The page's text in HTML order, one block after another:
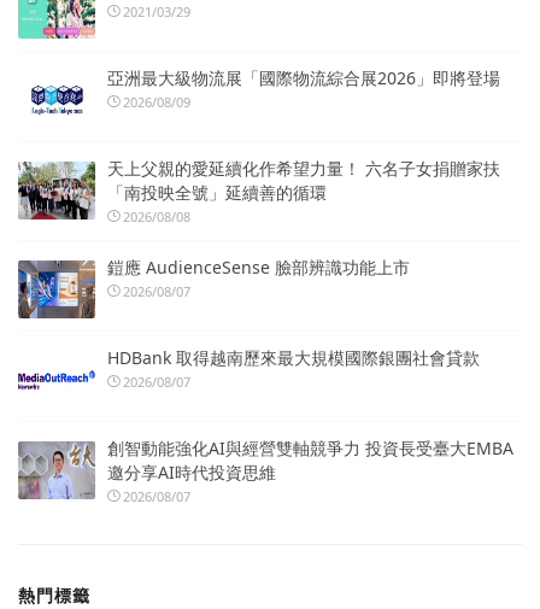
2021/03/29
亞洲最大級物流展「國際物流綜合展2026」即將登場
2026/08/09
天上父親的愛延續化作希望力量！ 六名子女捐贈家扶
「南投映全號」延續善的循環
2026/08/08
鎧應 AudienceSense 臉部辨識功能上市
2026/08/07
HDBank 取得越南歷來最大規模國際銀團社會貸款
2026/08/07
創智動能強化AI與經營雙軸競爭力 投資長受臺大EMBA
邀分享AI時代投資思維
2026/08/07
熱門標籤